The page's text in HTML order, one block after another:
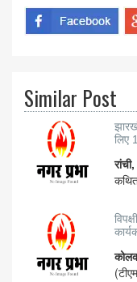
Similar Post
लिए